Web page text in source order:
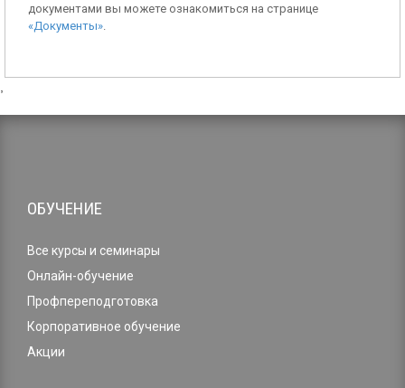
документами вы можете ознакомиться на странице
«Документы».
ОБУЧЕНИЕ
Все курсы и семинары
Онлайн-обучение
Профпереподготовка
Корпоративное обучение
Акции